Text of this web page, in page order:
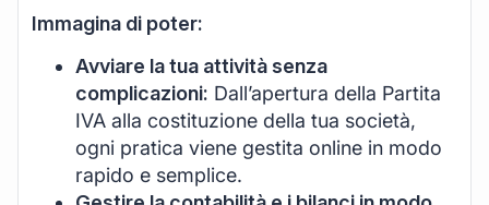
Immagina di poter:
Avviare la tua attività senza
complicazioni: Dall’apertura della Partita
IVA alla costituzione della tua società,
ogni pratica viene gestita online in modo
rapido e semplice.